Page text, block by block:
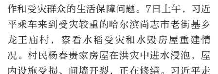
作和受灾群众的生活保障问题。7日上午，习近
平乘车来到受灾较重的哈尔滨尚志市老街基乡
龙王庙村，察看水稻受灾和水毁房屋重建情
况。村民杨春贵家房屋在洪灾中进水浸泡，屋
内设施受损、间墙开裂，正在修缮。习近平走